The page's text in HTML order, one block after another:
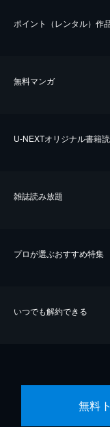
ポイント（レンタル）作
無料マンガ
U-NEXTオリジナル書籍
雑誌読み放題
プロが選ぶおすすめ特集
いつでも解約できる
無料